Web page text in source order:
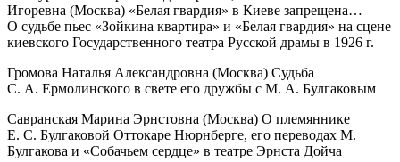
Игоревна (Москва) «Белая гвардия» в Киеве запрещена…
О судьбе пьес «Зойкина квартира» и «Белая гвардия» на сцене
киевского Государственного театра Русской драмы в 1926 г.
Громова Наталья Александровна (Москва) Судьба
С. А. Ермолинского в свете его дружбы с М. А. Булгаковым
Савранская Марина Эрнстовна (Москва) О племяннике
Е. С. Булгаковой Оттокаре Нюрнберге, его переводах М.
Булгакова и «Собачьем сердце» в театре Эрнста Дойча